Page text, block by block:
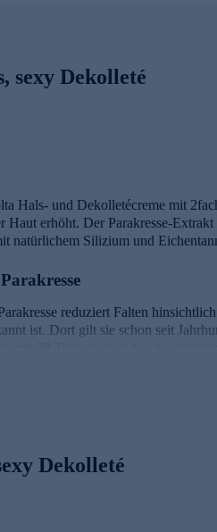
sexy Dekolleté
Hals- und Dekolletécreme mit
Haut erhöht. Der Parakresse-
natürlichem Silizium und
reduziert Falten
ist. Dort gilt sie schon seit
mit 28 Testpersonen bei 4-
welche als botanische
besitzen adstringierende und
die verschiedenen
die Haut widerstandfähiger
als Radikalfänger mit
Dekolleté